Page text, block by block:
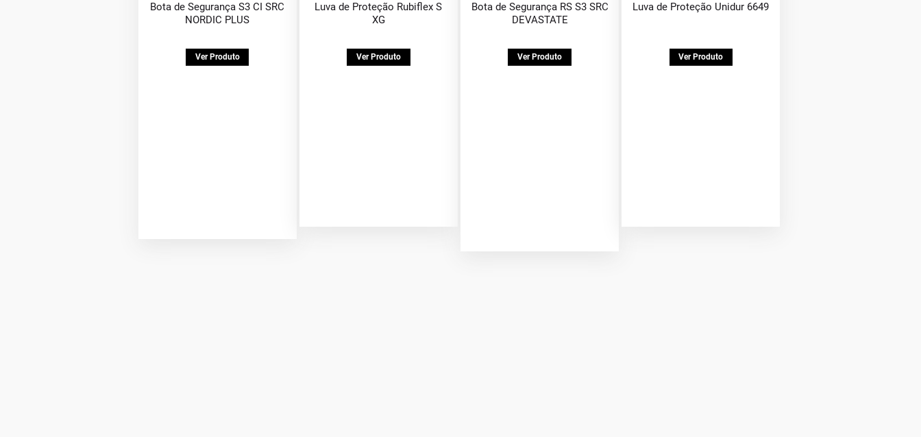
Bota de Segurança S3 CI SRC
NORDIC PLUS
Ver Produto
Luva de Proteção Rubiflex S
XG
Ver Produto
Bota de Segurança RS S3 SRC
DEVASTATE
Ver Produto
Luva de Proteção Unidur 6649
Ver Produto